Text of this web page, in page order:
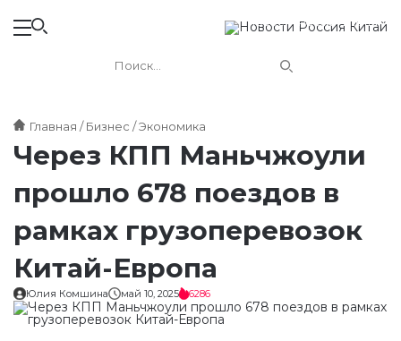
Новости России и Китая
Главная Бизнес Экономика
Через КПП Маньчжоули
прошло 678 поездов в
рамках грузоперевозок
Китай-Европа
Юлия Комшина май 10, 2025 6286